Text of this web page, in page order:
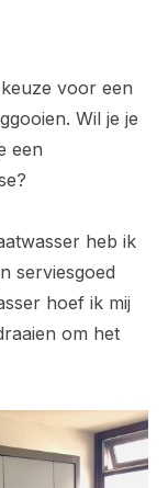
voor een
Wil je je
een
heb ik
serviesgoed
hoef ik mij
om het